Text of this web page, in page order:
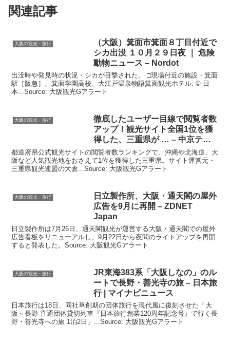
関連記事
大阪の観光・旅行 （大阪）箕面市箕面８丁目付近で
シカ出没 １０月２９日夜 ｜ 危険
動物ニュース – Nordot
出没時や発見時の状況・シカが目撃された。 □現場付近の施設・箕面
駅［阪急］、箕面学園高校、大江戸温泉物語箕面観光ホテル. © 日
本...Source: 大阪観光Gアラート
大阪の観光・旅行
徹底したユーザー目線で閲覧者数
アップ！観光サイト全国1位を獲
得した、三重県が … – 中京テレ
ビ
都道府県公式観光サイトの閲覧者数ランキングで、沖縄や北海道、大
阪など人気観光地をおさえて1位を獲得した三重県。サイト運営元・
三重県観光連盟の大倉...Source: 大阪観光Gアラート
大阪の観光・旅行 日立製作所、 大阪 ・通天閣の屋外
広告を9月に再開 – ZDNET
Japan
日立製作所は7月26日、通天閣観光が運営する大阪・通天閣での屋外
広告看板をリニューアルし、9月22日から夜間のライトアップを再開
すると発表した。Source: 大阪観光Gアラート
大阪の観光・旅行 JR東海383系「 大阪 しなの」のル
ートで長野・善光寺の旅 – 日本旅
行 | マイナビニュース
日本旅行は18日、同社草創期の団体旅行を現代風に復刻させた「大
阪～長野 直通団体貸切列車『日本旅行創業120周年記念号』で行く長
野・善光寺への旅 1泊2日」...Source: 大阪観光Gアラート